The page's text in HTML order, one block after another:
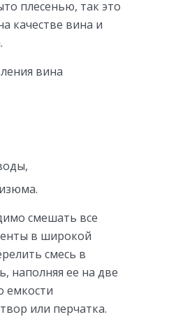
плесенью, так это
качестве вина и
вина
смешать все
в широкой
смесь в
наполняя ее на две
емкости
или перчатка.